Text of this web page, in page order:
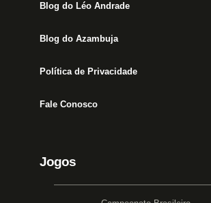
Blog do Léo Andrade
Blog do Azambuja
Política de Privacidade
Fale Conosco
Jogos
torce por receitas
dos funcionários